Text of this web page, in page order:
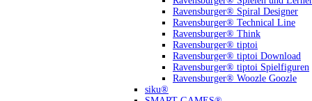
Ravensburger® Spiral Designer
Ravensburger® Technical Line
Ravensburger® Think
Ravensburger® tiptoi
Ravensburger® tiptoi Download
Ravensburger® tiptoi Spielfiguren
Ravensburger® Woozle Goozle
siku®